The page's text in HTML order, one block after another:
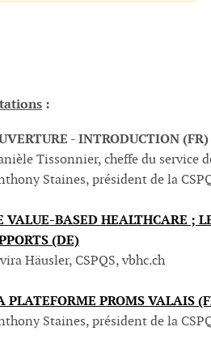
:
- INTRODUCTION (FR)
Tissonnier, cheffe du service
Staines, président de la
VALUE-BASED HEALTHCARE ;
(DE)
Häusler, CSPQS, vbhc.ch
PLATEFORME PROMS VALAIS
Staines, président de la